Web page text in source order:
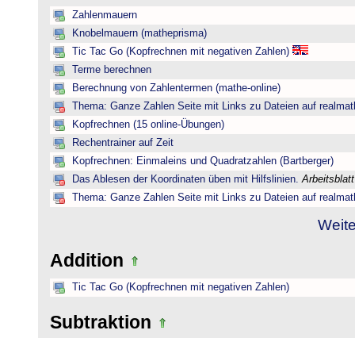
Zahlenmauern
Knobelmauern (matheprisma)
Tic Tac Go (Kopfrechnen mit negativen Zahlen)
Terme berechnen
Berechnung von Zahlentermen (mathe-online)
Thema: Ganze Zahlen Seite mit Links zu Dateien auf
Kopfrechnen (15 online-Übungen)
Rechentrainer auf Zeit
Kopfrechnen: Einmaleins und Quadratzahlen (Bartberger)
Das Ablesen der Koordinaten üben mit Hilfslinien.
Thema: Ganze Zahlen Seite mit Links zu Dateien auf
Addition
Tic Tac Go (Kopfrechnen mit negativen Zahlen)
Subtraktion